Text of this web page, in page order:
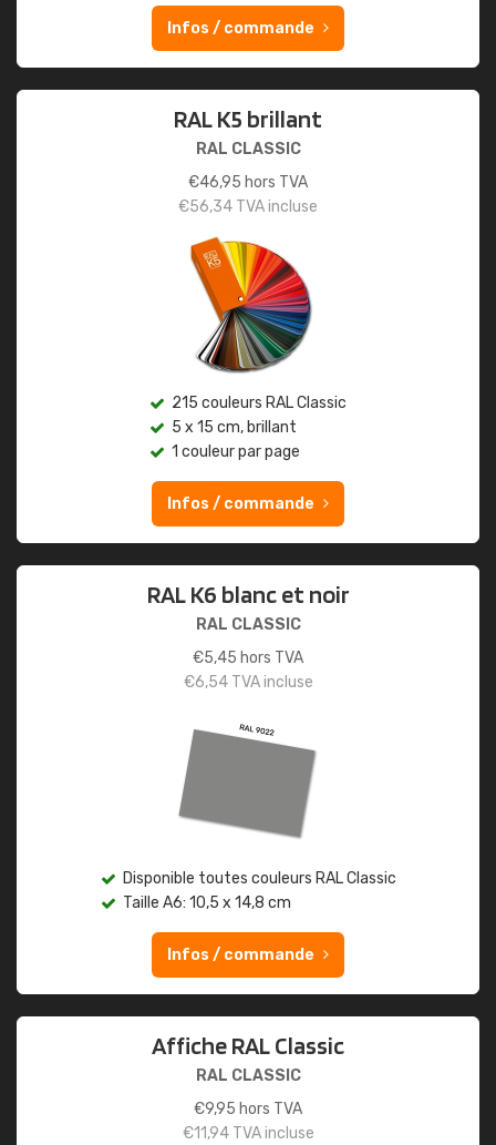
Infos / commande
RAL K5 brillant
RAL CLASSIC
€46,95 hors TVA
€56,34 TVA incluse
215 couleurs RAL Classic
5 x 15 cm, brillant
1 couleur par page
Infos / commande
RAL K6 blanc et noir
RAL CLASSIC
€5,45 hors TVA
€6,54TVA incluse
Disponible toutes couleurs RAL Classic
Taille A6: 10,5 x 14,8 cm
Infos / commande
Affiche RAL Classic
RAL CLASSIC
€9,95 hors TVA
€11,94TVA incluse